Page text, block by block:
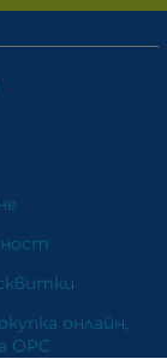
онлайн,
ОРС